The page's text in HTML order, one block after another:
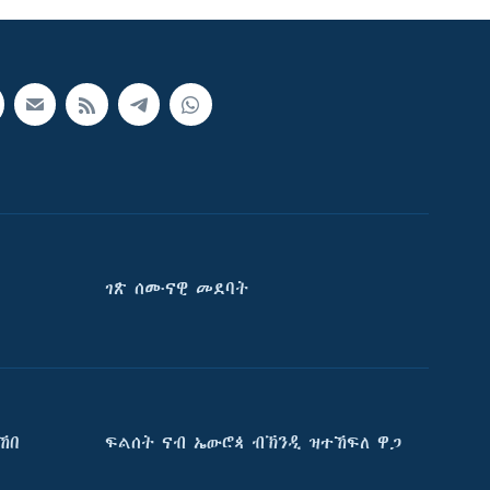
ገጽ ሰሙናዊ መደባት
ፍልሰት ናብ ኤውሮጳ ብኽንዲ ዝተኸፍለ ዋጋ